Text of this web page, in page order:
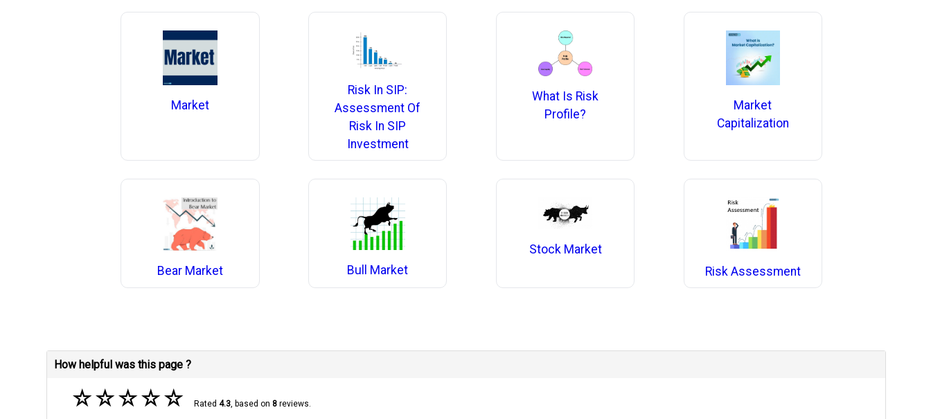
Market
Risk In SIP:
Assessment Of
Risk In SIP
Investment
What Is Risk
Profile?
Market
Capitalization
Bear Market Bull Market
Stock Market
Risk Assessment
How helpful was this page ?
☆☆☆☆☆ Rated 4.3, based on 8reviews.